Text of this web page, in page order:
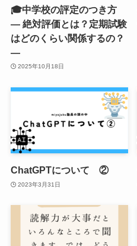
🎓中学校の評定のつき方
― 絶対評価とは？定期試験
はどのくらい関係するの？
―
2025年10月18日
ChatGPTについて ②
2023年3月31日